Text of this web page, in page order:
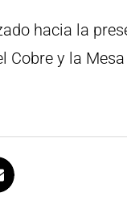
hacia la
Cobre y la